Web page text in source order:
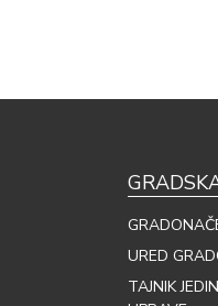
URED
TAJNIK